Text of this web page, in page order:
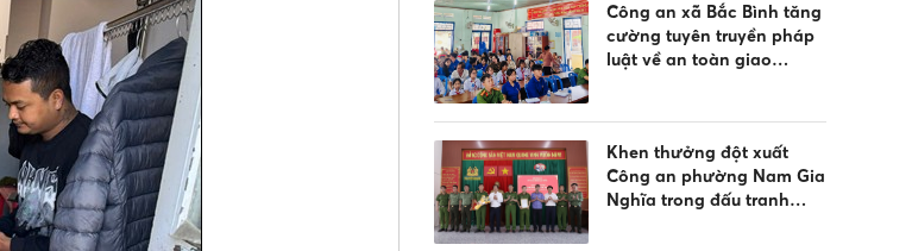
Công an xã Bắc Bình tăng
cường tuyên truyền pháp
luật về an toàn giao
Khen thưởng đột xuất
Công an phường Nam Gia
Nghĩa trong đấu tranh